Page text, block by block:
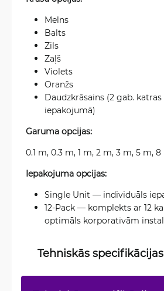
Melns
Balts
Zils
Zaļš
Violets
Oranžs
Daudzkrāsains (2 gab. katras
iepakojumā)
Garuma opcijas:
0.1 m, 0.3 m, 1 m, 2 m, 3 m, 5 m,
Iepakojuma opcijas:
Single Unit — individuāls
12-Pack — komplekts ar 12
optimāls korporatīvām
Tehniskās